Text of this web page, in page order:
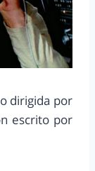
dirigida por
escrito por